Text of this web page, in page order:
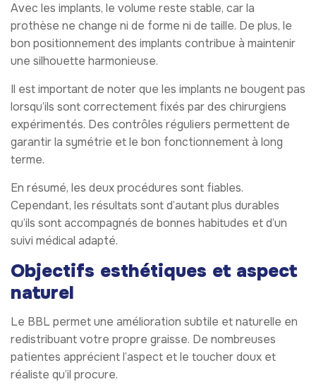
Avec les implants, le volume reste stable, car la
prothèse ne change ni de forme ni de taille. De plus, le
bon positionnement des implants contribue à maintenir
une silhouette harmonieuse.
Il est important de noter que les implants ne bougent pas
lorsqu’ils sont correctement fixés par des chirurgiens
expérimentés. Des contrôles réguliers permettent de
garantir la symétrie et le bon fonctionnement à long
terme.
En résumé, les deux procédures sont fiables.
Cependant, les résultats sont d’autant plus durables
qu’ils sont accompagnés de bonnes habitudes et d’un
suivi médical adapté.
Objectifs esthétiques et aspect
naturel
Le BBL permet une amélioration subtile et naturelle en
redistribuant votre propre graisse. De nombreuses
patientes apprécient l’aspect et le toucher doux et
réaliste qu’il procure.